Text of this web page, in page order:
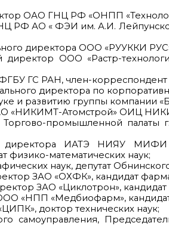
ОАО ГНЦ РФ «ОНПП
РФ АО « ФЭИ им. А.И.
директора ООО «РУУККИ
ООО «Растр-
ГС РАН, член-корреспондент
директора по
и развитию группы компании
«НИКИМТ-Атомстрой» ОИЦ
промышленной палаты
директора ИАТЭ НИЯУ МИФИ
математических наук;
наук, депутат
ЗАО «ОХФК», кандидат
ЗАО «Циклотрон», кандидат
«НПП «Медбиофарм»,
доктор технических наук;
самоуправления,